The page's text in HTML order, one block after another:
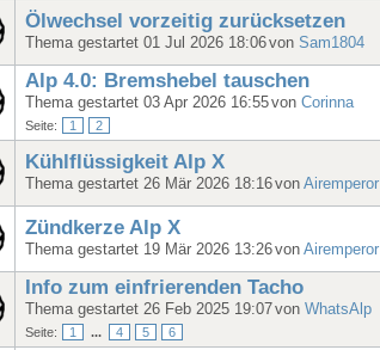
Ölwechsel vorzeitig zurücksetzen
Thema gestartet 01 Jul 2026 18:06vonSam1804
Alp 4.0: Bremshebel tauschen
Thema gestartet 03 Apr 2026 16:55vonCorinna
Seite: 1 2
Kühlflüssigkeit Alp X
Thema gestartet 26 Mär 2026 18:16vonAiremperor
Zündkerze Alp X
Thema gestartet 19 Mär 2026 13:26vonAiremperor
Info zum einfrierenden Tacho
Thema gestartet 26 Feb 2025 19:07vonWhatsAlp
Seite: 1 ... 4 5 6